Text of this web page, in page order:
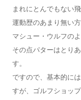
まれにとんでもない
運動歴のあまり無い
マシュー・ウルフの
その点パターはとり
す。
ですので、基本的に
すが、ゴルフショッ